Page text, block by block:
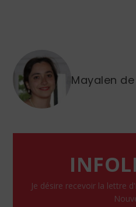
Mayalen
Je désire recevoir la lettre